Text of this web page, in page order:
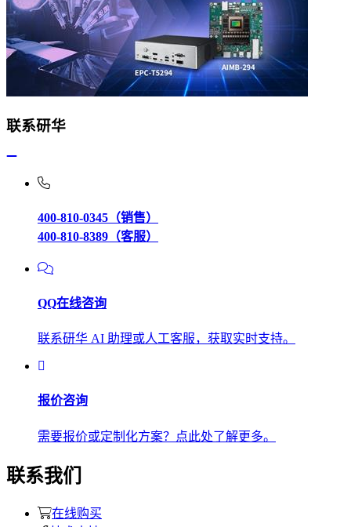
联系研华
400-810-0345（销售）
400-810-8389（客服）
QQ在线咨询
联系研华 AI 助理或人工客服，获取实时支持。
报价咨询
需要报价或定制化方案？点此处了解更多。
联系我们
在线购买